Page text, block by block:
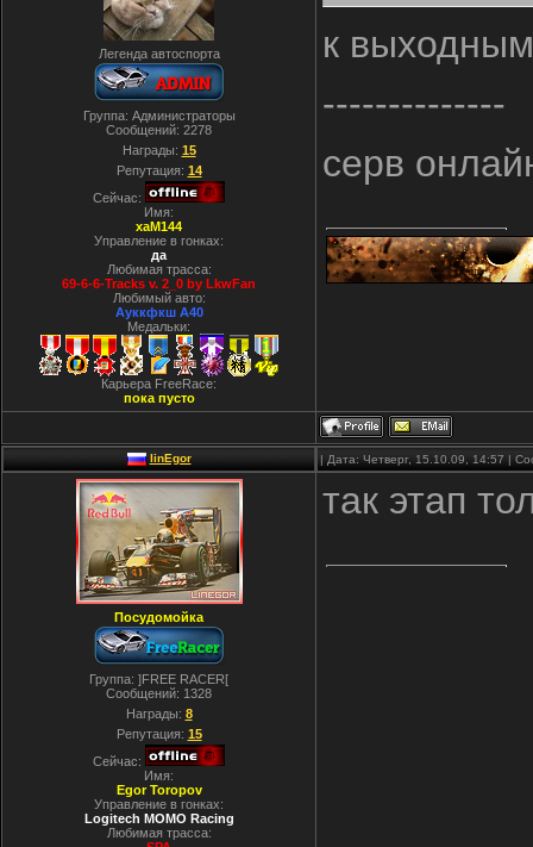
Легенда автоспорта
Группа: Администраторы
Сообщений: 2278
Награды: 15
Репутация: 14
Сейчас:
Имя:
xaM144
Управление в гонках:
да
Любимая трасса:
69-6-6-Tracks v. 2_0 by LkwFan
Любимый авто:
Ауккфкш А40
Медальки:
Карьера FreeRace:
пока пусто
к
--------------
серв
linEgor | Дата: Четверг, 15.10.09, 14:57 |
Посудомойка
Группа: ]FREE RACER[
Сообщений: 1328
Награды: 8
Репутация: 15
Сейчас:
Имя:
Egor Toropov
Управление в гонках:
Logitech MOMO Racing
Любимая трасса:
так этап